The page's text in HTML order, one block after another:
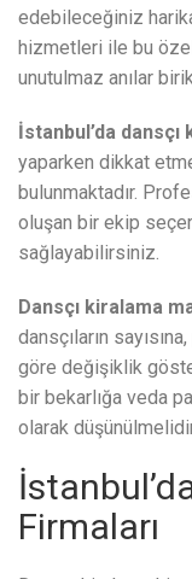
edebileceğiniz
hizmetleri ile bu
unutulmaz anılar
İstanbul’da
yaparken dikkat
bulunmaktadır.
oluşan bir ekip
sağlayabilirsiniz.
Dansçı kiralama
dansçıların
göre değişiklik
bir bekarlığa veda
olarak
Firmaları